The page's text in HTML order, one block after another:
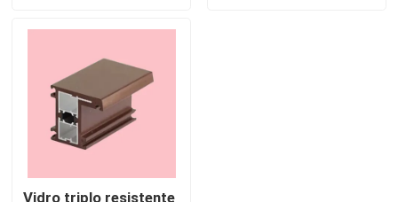
Perfis da porta de UPVC
Perfis da janela de UPVC
Perfis da extrusão de UPVC
Vidro triplo resistente